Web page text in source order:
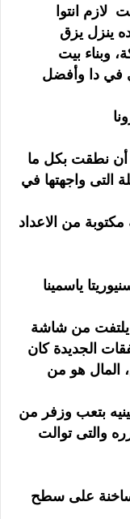
لازم انتوا
ينزل يزق
وبناء بيت
في دا وأفضل
أن نطقت بكل ما
التى واجهتها في
من الاعداد
ياسمينا
يلتفت من شاشة
الجديدة كان
المال هو من
بتعب وزفر من
والتى توالت
على سطح